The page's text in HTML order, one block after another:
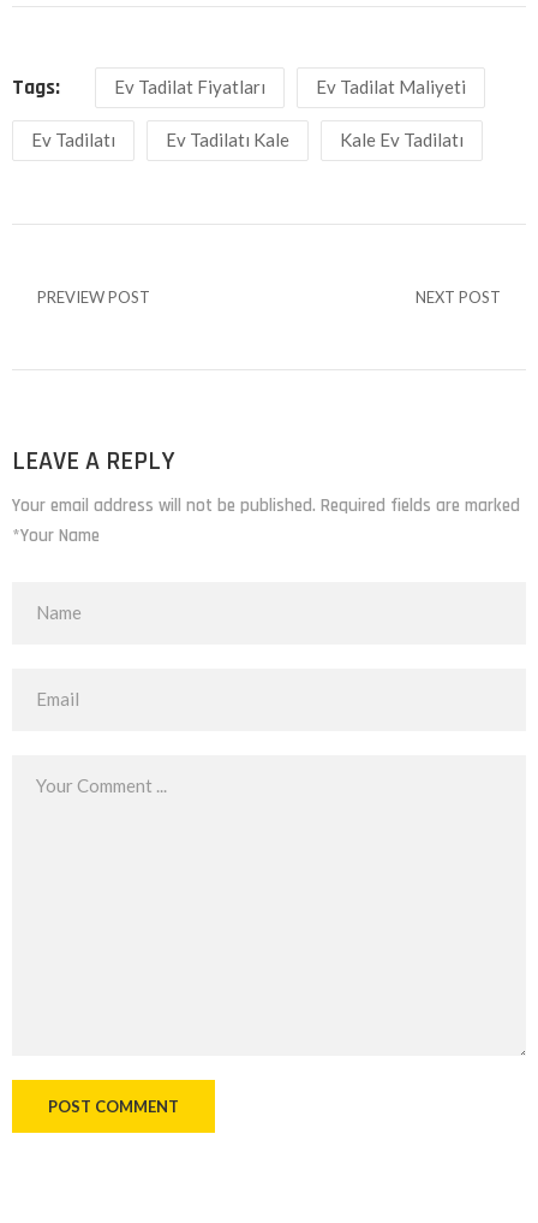
Tags: Ev Tadilat Fiyatları Ev Tadilat Maliyeti
Ev Tadilatı Ev Tadilatı Kale Kale Ev Tadilatı
PREVIEW POST NEXT POST
LEAVE A REPLY
Your email address will not be published. Required fields are marked
*Your Name